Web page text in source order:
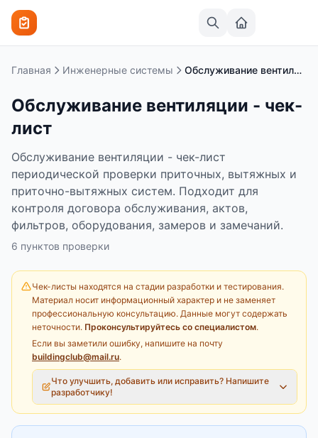
Перейти к содержимому
Главная Инженерные системы Обслуживание вентиляции - чек-лист
Обслуживание вентиляции - чек-
лист
Обслуживание вентиляции - чек-лист
периодической проверки приточных, вытяжных и
приточно-вытяжных систем. Подходит для
контроля договора обслуживания, актов,
фильтров, оборудования, замеров и замечаний.
6 пунктов проверки
Чек-листы находятся на стадии разработки и тестирования.
Материал носит информационный характер и не заменяет
профессиональную консультацию. Данные могут содержать
неточности. Проконсультируйтесь со специалистом.
Если вы заметили ошибку, напишите на почту
buildingclub@mail.ru.
Что улучшить, добавить или исправить? Напишите
разработчику!